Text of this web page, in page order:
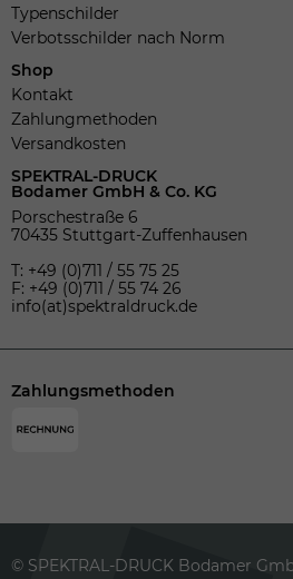
Typenschilder
Verbotsschilder nach Norm
Shop
Kontakt
Zahlungmethoden
Versandkosten
SPEKTRAL-DRUCK
Bodamer GmbH & Co. KG
Porschestraße 6
70435 Stuttgart-Zuffenhausen
T: +49 (0)711 / 55 75 25
F: +49 (0)711 / 55 74 26
info(at)spektraldruck.de
Zahlungsmethoden
© SPEKTRAL-DRUCK Bodamer